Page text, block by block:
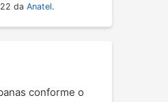
da Anatel.
conforme o